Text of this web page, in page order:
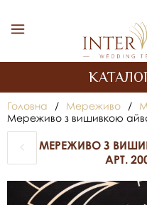
Головна / Мереживо /
Мереживо з вишивкою
МЕРЕЖИВО З
АРТ.